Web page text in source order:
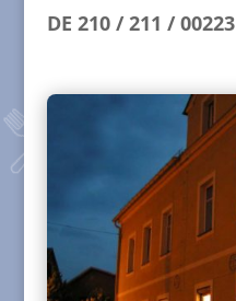
DE 210 / 211 / 00223